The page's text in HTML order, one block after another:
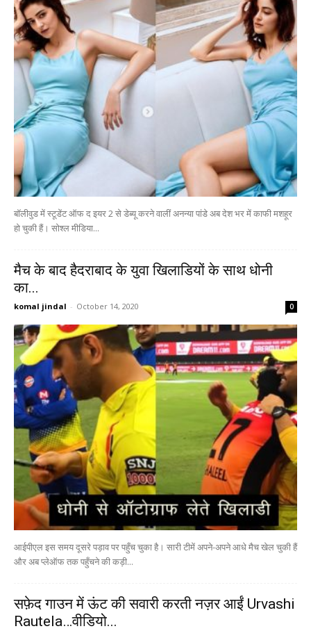
बॉलीवुड में स्टूडेंट ऑफ द इयर 2 से डेब्यू करने वालीं अनन्या पांडे अब देश भर में काफी मशहूर
हो चुकी हैं। सोश्ल मीडिया...
मैच के बाद हैदराबाद के युवा खिलाडियों के साथ धोनी
का...
komal jindal - October 14, 2020 0
आईपीएल इस समय दूसरे पड़ाव पर पहुँच चुका है। सारी टीमें अपने-अपने आधे मैच खेल चुकी हैं
और अब प्लेऑफ तक पहुँचने की कड़ी...
सफ़ेद गाउन में ऊंट की सवारी करती नज़र आईं Urvashi
Rautela…वीडियो...